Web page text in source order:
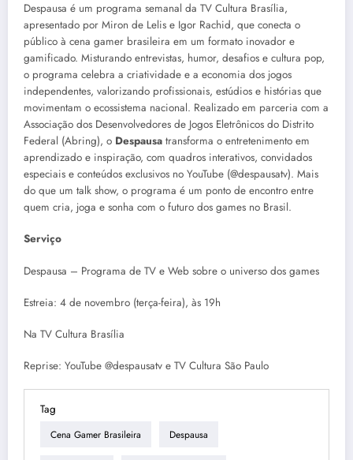
Despausa é um programa semanal da TV Cultura Brasília,
apresentado por Miron de Lelis e Igor Rachid, que conecta o
público à cena gamer brasileira em um formato inovador e
gamificado. Misturando entrevistas, humor, desafios e cultura pop,
o programa celebra a criatividade e a economia dos jogos
independentes, valorizando profissionais, estúdios e histórias que
movimentam o ecossistema nacional. Realizado em parceria com a
Associação dos Desenvolvedores de Jogos Eletrônicos do Distrito
Federal (Abring), o Despausa transforma o entretenimento em
aprendizado e inspiração, com quadros interativos, convidados
especiais e conteúdos exclusivos no YouTube (@despausatv). Mais
do que um talk show, o programa é um ponto de encontro entre
quem cria, joga e sonha com o futuro dos games no Brasil.
Serviço
Despausa – Programa de TV e Web sobre o universo dos games
Estreia: 4 de novembro (terça-feira), às 19h
Na TV Cultura Brasília
Reprise: YouTube @despausatv e TV Cultura São Paulo
Tag
Cena Gamer Brasileira Despausa